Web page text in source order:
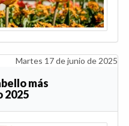
Martes 17 de junio de 2025
más
2025